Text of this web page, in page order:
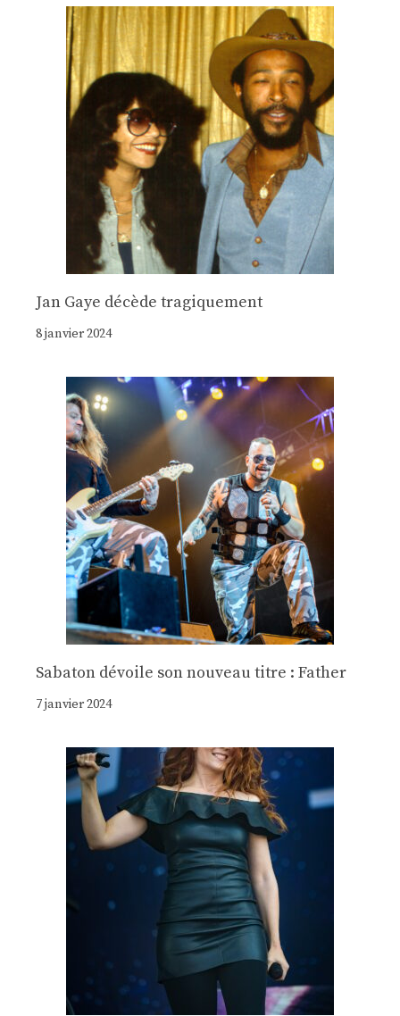
Jan Gaye décède tragiquement
8 janvier 2024
Sabaton dévoile son nouveau titre : Father
7 janvier 2024